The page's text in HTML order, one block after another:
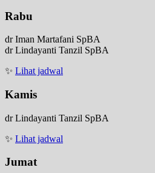
Rabu
dr Iman Martafani SpBA
dr Lindayanti Tanzil SpBA
✨ Lihat jadwal
Kamis
dr Lindayanti Tanzil SpBA
✨ Lihat jadwal
Jumat